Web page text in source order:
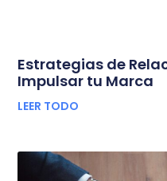
Estrategias de
Impulsar tu Marca
LEER TODO